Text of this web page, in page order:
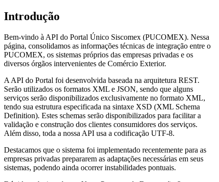
Introdução
Bem-vindo à API do Portal Único Siscomex (PUCOMEX). Nessa
página, consolidamos as informações técnicas de integração entre o
PUCOMEX, os sistemas próprios das empresas privadas e os
diversos órgãos intervenientes de Comércio Exterior.
A API do Portal foi desenvolvida baseada na arquitetura REST.
Serão utilizados os formatos XML e JSON, sendo que alguns
serviços serão disponibilizados exclusivamente no formato XML,
tendo sua estrutura especificada na sintaxe XSD (XML Schema
Definition). Estes schemas serão disponibilizados para facilitar a
validação e construção dos clientes consumidores dos serviços.
Além disso, toda a nossa API usa a codificação UTF-8.
Destacamos que o sistema foi implementado recentemente para as
empresas privadas prepararem as adaptações necessárias em seus
sistemas, podendo ainda ocorrer instabilidades pontuais.